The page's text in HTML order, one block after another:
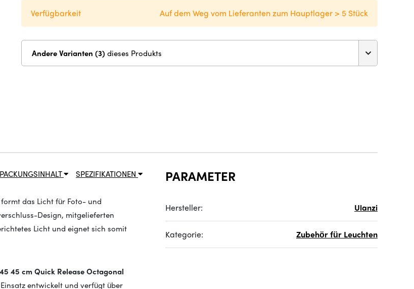
Verfügbarkeit Auf dem Weg vom Lieferanten zum Hauptlager > 5 Stück
Andere Varianten (3) dieses Produkts
SPEZIFIKATIONEN
das Licht für Foto- und
Design, mitgelieferten
Licht und eignet sich somit
45 cm Quick Release Octagonal
entwickelt und verfügt über
PARAMETER
Hersteller: Ulanzi
Kategorie: Zubehör für Leuchten